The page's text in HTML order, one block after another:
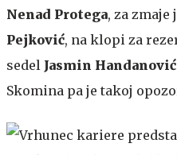
Nenad Protega, za zmaje
Pejković, na klopi za
sedel Jasmin Handanović
Skomina pa je takoj